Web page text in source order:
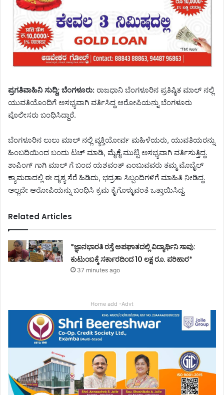
ಪ್ರಗತಿವಾಹಿನಿ ಸುದ್ದಿ; ಬೆಂಗಳೂರು: ರಾಜಧಾನಿ ಬೆಂಗಳೂರಿನ ಪ್ರತಿಷ್ಠಿತ ಮಾಲ್ ನಲ್ಲಿ
ಯುವತಿಯೊಂದಿಗೆ ಅಸಭ್ಯವಾಗಿ ವರ್ತಿಸಿದ್ದ ಆರೋಪಿಯನ್ನು ಬೆಂಗಳೂರು
ಪೊಲೀಸರು ಬಂಧಿಸಿದ್ದಾರೆ.
ಬೆಂಗಳೂರಿನ ಲುಲು ಮಾಲ್ ನಲ್ಲಿ ವ್ಯಕ್ತಿಯೋರ್ವ ಮಹಿಳೆಯರು, ಯುವತಿಯರನ್ನು
ಹಿಂಬದಿಯಿಂದ ಬಂದು ಟಚ್ ಮಾಡಿ, ಮೈಕೈ ಮುಟ್ಟಿ ಅಸಭ್ಯವಾಗಿ ವರ್ತಿಸುತ್ತಿದ್ದ.
ಶಾಪಿಂಗ್ ಗಾಗಿ ಮಾಲ್ ಗೆ ಬಂದ ಯಶವಂತ್ ಎಂಬುವವರು ತಮ್ಮ ಮೊಬೈಲ್
ಕ್ಯಾಮರಾದಲ್ಲಿ ಈ ದೃಶ್ಯ ಸೆರೆ ಹಿಡಿದು, ಭದ್ರತಾ ಸಿಬ್ಬಂದಿಗಳಿಗೆ ಮಾಹಿತಿ ನೀಡಿದ್ದ.
ಅಲ್ಲದೇ ಆರೋಪಿಯನ್ನು ಬಂಧಿಸಿ ಕ್ರಮ ಕೈಗೊಳ್ಳುವಂತೆ ಒತ್ತಾಯಿಸಿದ್ದ.
Related Articles
*ಜ್ಞಾನಭಾರತಿ ರಸ್ತೆ ಅಪಘಾತದಲ್ಲಿ ವಿದ್ಯಾರ್ಥಿನಿ ಸಾವು:
ಕುಟುಂಬಕ್ಕೆ ಸರ್ಕಾರದಿಂದ 10 ಲಕ್ಷ ರೂ. ಪರಿಹಾರ*
37 minutes ago
Home add -Advt